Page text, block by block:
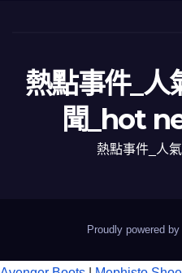
熱點事件_人
聞_hot
熱點事件_人
Proudly powered